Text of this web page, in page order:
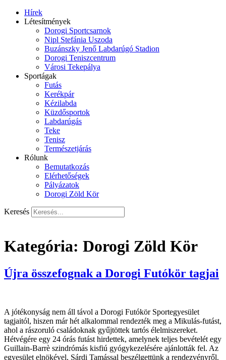
Hírek
Létesítmények
Dorogi Sportcsarnok
Nipl Stefánia Uszoda
Buzánszky Jenő Labdarúgó Stadion
Dorogi Teniszcentrum
Városi Tekepálya
Sportágak
Futás
Kerékpár
Kézilabda
Küzdősportok
Labdarúgás
Teke
Tenisz
Természetjárás
Rólunk
Bemutatkozás
Elérhetőségek
Pályázatok
Dorogi Zöld Kör
Keresés
Kategória: Dorogi Zöld Kör
Újra összefognak a Dorogi Futókör tagjai
A jótékonyság nem áll távol a Dorogi Futókör Sportegyesület
tagjaitól, hiszen már hét alkalommal rendezték meg a Mikulás-futást,
ahol a rászoruló családoknak gyűjtöttek tartós élelmiszereket.
Hétvégére egy 24 órás futást hirdettek, amelynek teljes bevételét egy
Guillain-Barrè szindrómás kisfiú gyógykezelésére ajánlották fel. Az
egyesület elnökével, Sárdi Tamással beszélgettünk a rendezvényről.